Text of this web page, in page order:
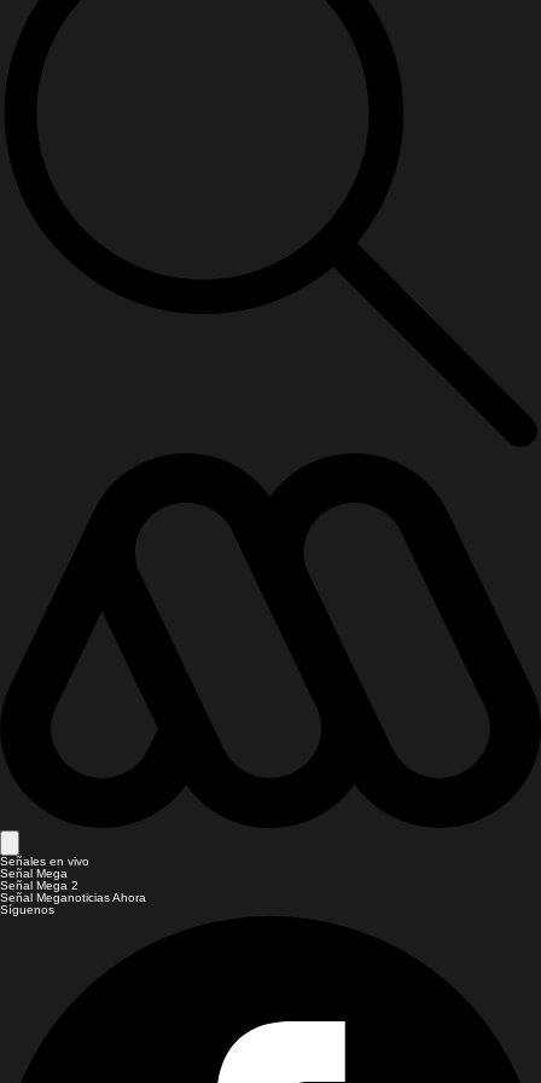
Señales en vivo
Señal Mega
Señal Mega 2
Señal Meganoticias Ahora
Síguenos